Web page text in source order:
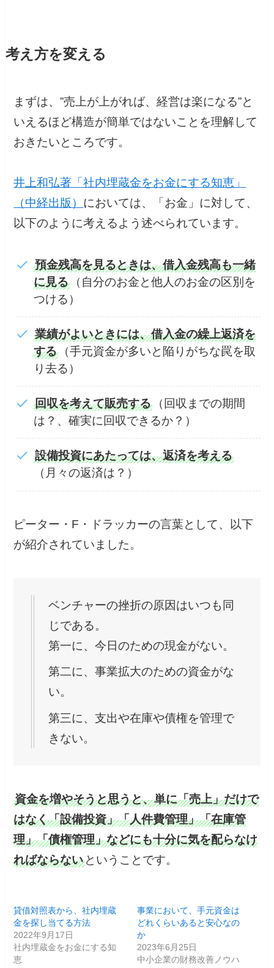
考え方を変える
まずは、”売上が上がれば、経営は楽になる”と
いえるほど構造が簡単ではないことを理解して
おきたいところです。
井上和弘著「社内埋蔵金をお金にする知恵」
（中経出版） においては、「お金」に対して、
以下のように考えるよう述べられています。
預金残高を見るときは、借入金残高も一緒
に見る （自分のお金と他人のお金の区別を
つける）
業績がよいときには、借入金の繰上返済を
する （手元資金が多いと陥りがちな罠を取
り去る）
回収を考えて販売する （回収までの期間
は？、確実に回収できるか？）
設備投資にあたっては、返済を考える
（月々の返済は？）
ピーター・F・ドラッカーの言葉として、以下
が紹介されていました。
ベンチャーの挫折の原因はいつも同
じである。
第一に、今日のための現金がない。
第二に、事業拡大のための資金がな
い。
第三に、支出や在庫や債権を管理で
きない。
資金を増やそうと思うと、単に「売上」だけで
はなく「設備投資」「人件費管理」「在庫管
理」「債権管理」などにも十分に気を配らなけ
ればならない ということです。
貸借対照表から、社内埋蔵
金を探し当てる方法
2022年9月17日
社内埋蔵金をお金にする知
恵
事業において、手元資金は
どれくらいあると安心なの
か
2023年6月25日
中小企業の財務改善ノウハ